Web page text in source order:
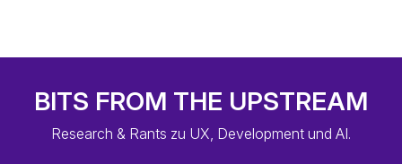
BITS FROM THE UPSTREAM
Research & Rants zu UX, Development und AI.